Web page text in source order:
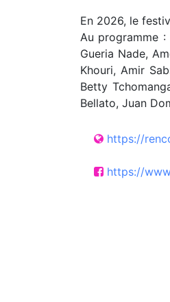
En 2026, le
Au programme :
Gueria Nade,
Khouri, Amir
Betty
Bellato, Juan
https://
https://